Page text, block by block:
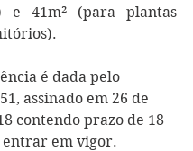
e 41m² (para plantas
é dada pelo
assinado em 26 de
contendo prazo de 18
entrar em vigor.